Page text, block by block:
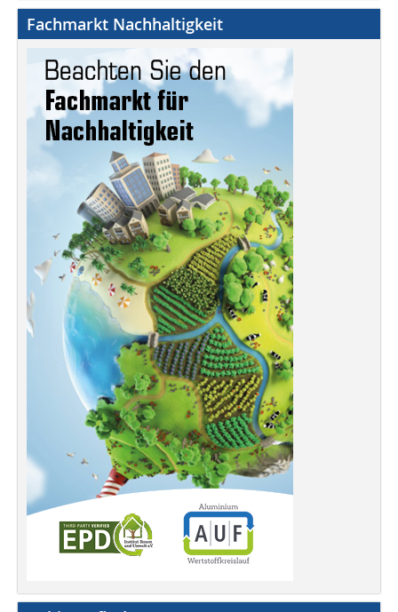
Fachmarkt Nachhaltigkeit